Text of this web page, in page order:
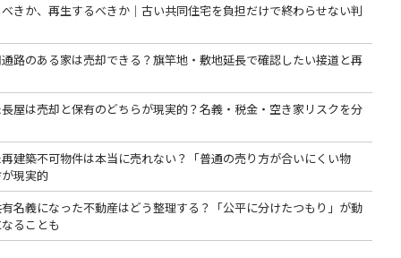
きか、再生するべきか｜古い共同住宅を負担だけで終わらせない判
通路のある家は売却できる？旗竿地・敷地延長で確認したい接道と再
屋は売却と保有のどちらが現実的？名義・税金・空き家リスクを分
建築不可物件は本当に売れない？「普通の売り方が合いにくい物
現実的
名義になった不動産はどう整理する？「公平に分けたつもり」が動
ることも